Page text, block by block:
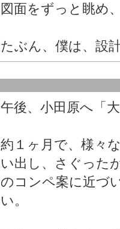
図面をずっと眺め
たぶん、僕は、設
午後、小田原へ「
約１ヶ月で、様々
い出し、さぐった
のコンペ案に近づ
い。